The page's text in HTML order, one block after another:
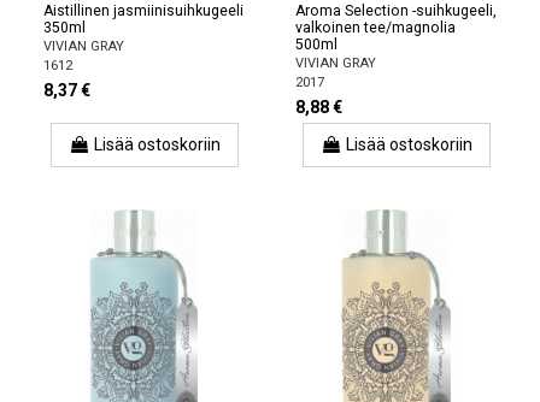
Aistillinen jasmiinisuihkugeeli
350ml
VIVIAN GRAY
1612
8,37 €
Lisää ostoskoriin
Aroma Selection -suihkugeeli,
valkoinen tee/magnolia
500ml
VIVIAN GRAY
2017
8,88 €
Lisää ostoskoriin